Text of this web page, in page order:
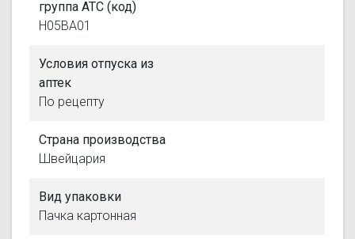
группа АТС (код)
H05BA01
Условия отпуска из
аптек
По рецепту
Страна производства
Швейцария
Вид упаковки
Пачка картонная